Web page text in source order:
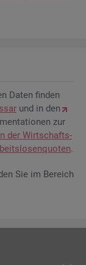
Daten fin­den
und in den
zur
der Wirt­schafts­
.
Sie im Be­reich